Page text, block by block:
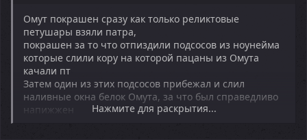
Омут покрашен сразу как только реликтовые
петушары взяли патра,
покрашен за то что отпиздили подсосов из ноунейма
которые слили кору на которой пацаны из Омута
качали пт
Затем один из этих подсосов прибежал и слил
наливные окна белок Омута, за что был справедливо
напижжен
Нажмите для раскрытия...